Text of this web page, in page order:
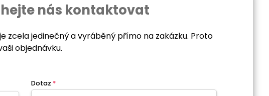
nás kontaktovat
zcela jedinečný a vyráběný přímo na zakázku. Proto
objednávku.
Dotaz *